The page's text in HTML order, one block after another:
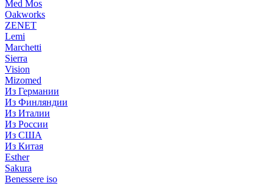
Med Mos
Oakworks
ZENET
Lemi
Marchetti
Sierra
Vision
Mizomed
Из Германии
Из Финляндии
Из Италии
Из России
Из США
Из Китая
Esther
Sakura
Benessere iso